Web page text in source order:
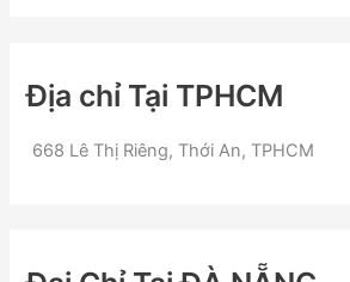
Địa chỉ Tại TPHCM
668 Lê Thị Riêng, Thới An, TPHCM